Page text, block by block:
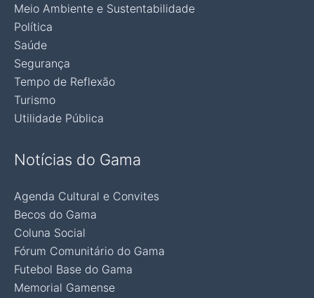
Meio Ambiente e Sustentabilidade
Política
Saúde
Segurança
Tempo de Reflexão
Turismo
Utilidade Pública
Notícias do Gama
Agenda Cultural e Convites
Becos do Gama
Coluna Social
Fórum Comunitário do Gama
Futebol Base do Gama
Memorial Gamense